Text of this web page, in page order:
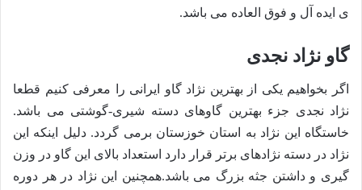
ی ایده آل و فوق العاده می باشد.
گاو نژاد نجدی
اگر بخواهیم یکی از بهترین نژاد گاو ایرانی را معرفی کنیم قطعا
نژاد نجدی جزء بهترین گاوهای دسته شیری-گوشتی می باشد.
خاستگاه این نژاد به استان خوزستان برمی گردد. دلیل اینکه این
نژاد در دسته نژادهای برتر قرار دارد استعداد بالای این گاو در وزن
گیری و داشتن جثه بزرگ می باشد.همچنین این نژاد در هر دوره